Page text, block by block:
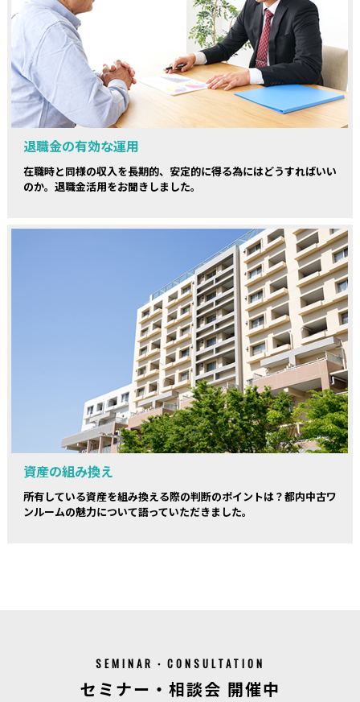
退職金の有効な運用
在職時と同様の収入を長期的、安定的に得る為にはどうすればいい
のか。退職金活用をお聞きしました。
資産の組み換え
所有している資産を組み換える際の判断のポイントは？都内中古ワ
ンルームの魅力について語っていただきました。
SEMINAR・CONSULTATION
セミナー・相談会 開催中